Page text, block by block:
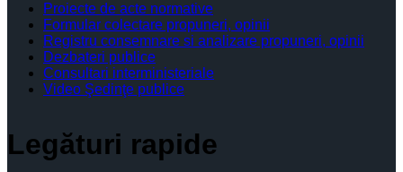
Proiecte de acte normative
Formular colectare propuneri, opinii
Registru consemnare si analizare propuneri, opinii
Dezbateri publice
Consultari interministeriale
Video Şedinţe publice
Legături rapide